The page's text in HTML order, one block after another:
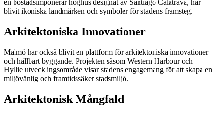
en bostadsimponerar höghus designat av Santiago Calatrava, har
blivit ikoniska landmärken och symboler för stadens framsteg.
Arkitektoniska Innovationer
Malmö har också blivit en plattform för arkitektoniska innovationer
och hållbart byggande. Projekten såsom Western Harbour och
Hyllie utvecklingsområde visar stadens engagemang för att skapa en
miljövänlig och framtidssäker stadsmiljö.
Arkitektonisk Mångfald